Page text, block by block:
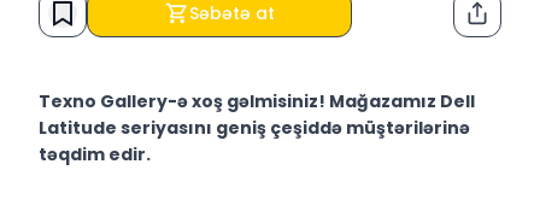
Səbətə at
Texno Gallery-ə xoş gəlmisiniz! Mağazamız Dell
Latitude seriyasını geniş çeşiddə müştərilərinə
təqdim edir.